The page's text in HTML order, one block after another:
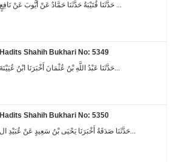
حَدَّثَنَا قُتَيْبَةُ حَدَّثَنَا حَمَّادٌ عَنْ أَيُّوبَ عَنْ نَافِعٍ ...
Hadits Shahih Bukhari No: 5349
حَدَّثَنَا عَبْدُ اللَّهِ بْنُ عُثْمَانَ أَخْبَرَنَا ابْنُ عُيَيْنَةَ...
Hadits Shahih Bukhari No: 5350
حَدَّثَنَا صَدَقَةُ أَخْبَرَنَا يَحْيَى بْنُ سَعِيدٍ عَنْ عُبَيْدِ ال...